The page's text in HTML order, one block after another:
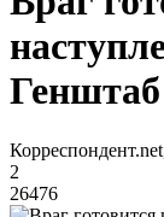
Генштаб
2
26476